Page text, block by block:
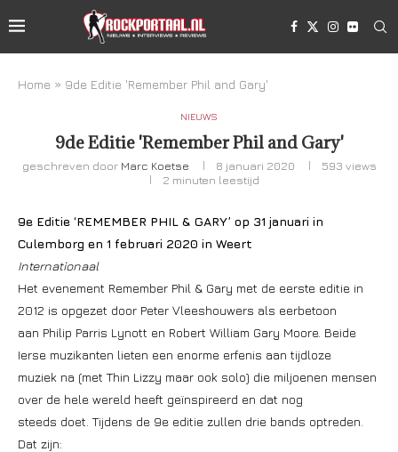
Home » 9de Editie 'Remember Phil and Gary'
NIEUWS
9de Editie 'Remember Phil and Gary'
geschreven door Marc Koetse 8 januari 2020 593 views
2 minuten leestijd
9e Editie ‘REMEMBER PHIL & GARY’ op 31 januari in
Culemborg en 1 februari 2020 in Weert
Internationaal
Het evenement Remember Phil & Gary met de eerste editie in
2012 is opgezet door Peter Vleeshouwers als eerbetoon
aan Philip Parris Lynott en Robert William Gary Moore. Beide
Ierse muzikanten lieten een enorme erfenis aan tijdloze
muziek na (met Thin Lizzy maar ook solo) die miljoenen mensen
over de hele wereld heeft geïnspireerd en dat nog
steeds doet. Tijdens de 9e editie zullen drie bands optreden.
Dat zijn: